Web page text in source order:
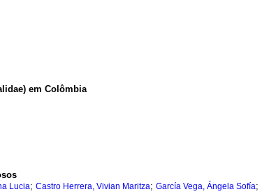
em Colômbia
Lucia; Castro Herrera, Vivian Maritza; García Vega, Ángela Sofía;